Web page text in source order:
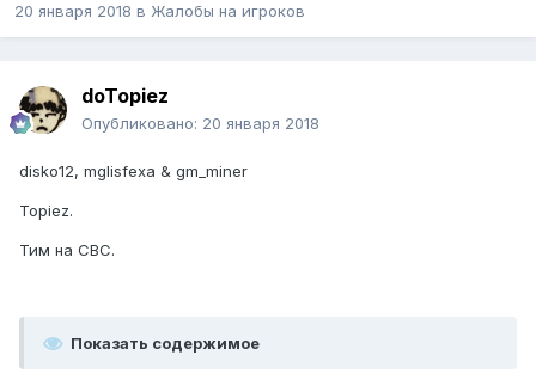
20 января 2018 в Жалобы на игроков
doTopiez
Опубликовано: 20 января 2018
disko12, mglisfexa & gm_miner
Topiez.
Тим на СВС.
Показать содержимое